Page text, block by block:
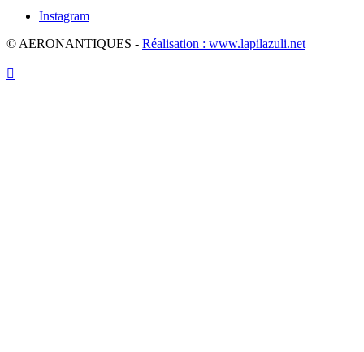
Instagram
© AERONANTIQUES - Réalisation : www.lapilazuli.net
